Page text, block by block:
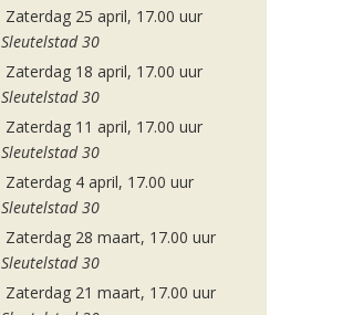
Zaterdag 25 april, 17.00 uur
Sleutelstad 30
Zaterdag 18 april, 17.00 uur
Sleutelstad 30
Zaterdag 11 april, 17.00 uur
Sleutelstad 30
Zaterdag 4 april, 17.00 uur
Sleutelstad 30
Zaterdag 28 maart, 17.00 uur
Sleutelstad 30
Zaterdag 21 maart, 17.00 uur